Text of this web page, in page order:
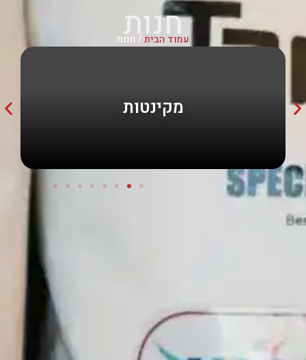
חנות
עמוד הבית/ חנות
מקינטות